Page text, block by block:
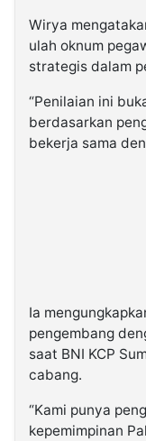
Wirya
ulah oknum
strategis dalam
“Penilaian ini
berdasarkan
bekerja sama
Ia
pengembang
saat BNI KCP
cabang.
“Kami punya
kepemimpinan